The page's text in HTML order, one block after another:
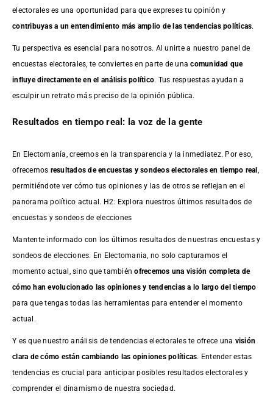
electorales es una oportunidad para que expreses tu opinión y
contribuyas a un entendimiento más amplio de las tendencias políticas.
Tu perspectiva es esencial para nosotros. Al unirte a nuestro panel de
encuestas electorales, te conviertes en parte de unacomunidad que
influye directamente en el análisis político. Tus respuestas ayudan a
esculpir un retrato más preciso de la opinión pública.
Resultados en tiempo real: la voz de la gente
En Electomanía, creemos en la transparencia y la inmediatez. Por eso,
ofrecemos resultados deencuestas y sondeos electorales en tiempo real
permitiéndote ver cómo tus opiniones y las de otros se reflejan en el
panorama político actual. H2: Explora nuestros últimos resultados de
encuestas y sondeos de elecciones
Mantente informado con los últimos resultados de nuestras encuestasy
sondeos de elecciones. En Electomania, no solo capturamos el
momento actual, sino que tambiénofrecemos una visión completa de
cómo han evolucionado las opiniones y tendencias a lo largo del tiempo
para que tengas todas las herramientas para entender el momento
actual.
Y es que nuestro análisis de tendencias electorales te ofrece una visión
clara de cómo están cambiando las opiniones políticas. Entender estas
tendencias es crucial para anticipar posibles resultados electorales y
comprender el dinamismo de nuestra sociedad.